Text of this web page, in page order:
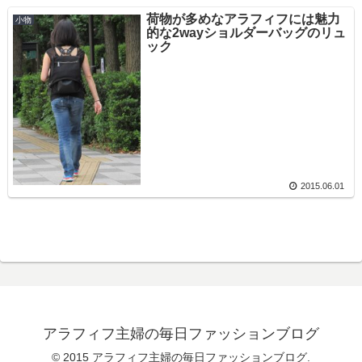
小物
荷物が多めなアラフィフには魅力
的な2wayショルダーバッグのリュ
ック
2015.06.01
アラフィフ主婦の毎日ファッションブログ
© 2015 アラフィフ主婦の毎日ファッションブログ.